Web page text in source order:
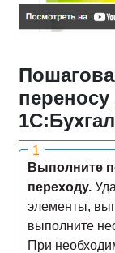
Выполните
переходу.
элементы,
выполните
При